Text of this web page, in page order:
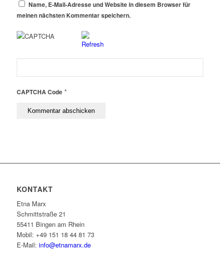
Name, E-Mail-Adresse und Website in diesem Browser für
meinen nächsten Kommentar speichern.
CAPTCHA Code*
KONTAKT
Etna Marx
Schmittstraße 21
55411 Bingen am Rhein
Mobil: +49 151 18 44 81 73
E-Mail: info@etnamarx.de